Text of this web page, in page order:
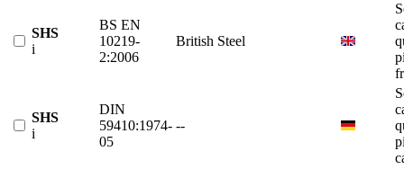
SHS
i
BS EN
10219-
2:2006
British Steel
SHS
i
DIN
59410:1974-
05
--